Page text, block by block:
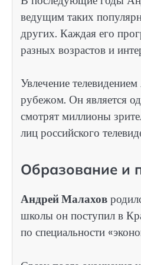
ведущим таких
других. Каждая его
разных возрастов и
Увлечение
рубежом. Он является
смотрят миллионы
лиц российского
Образование и
Андрей Малахов
школы он поступил в
по специальности